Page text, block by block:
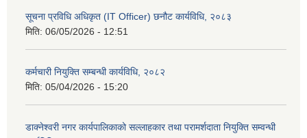
सूचना प्रविधि अधिकृत (IT Officer) छनौट कार्यविधि, २०८३
मिति: 06/05/2026 - 12:51
कर्मचारी नियुक्ति सम्बन्धी कार्यविधि, २०८२
मिति: 05/04/2026 - 15:20
डाक्नेश्वरी नगर कार्यपालिकाको सल्लाहकार तथा परामर्शदाता नियुक्ति सम्वन्धी